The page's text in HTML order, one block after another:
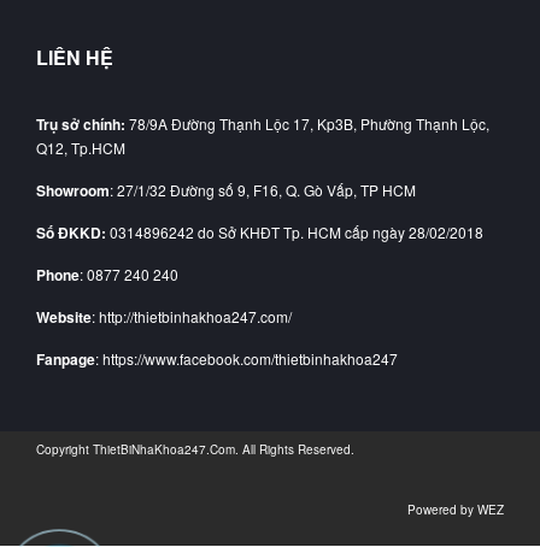
LIÊN HỆ
Trụ sở chính: 78/9A Đường Thạnh Lộc 17, Kp3B, Phường Thạnh Lộc,
Q12, Tp.HCM
Showroom: 27/1/32 Đường số 9, F16, Q. Gò Vấp, TP HCM
Số ĐKKD: 0314896242 do Sở KHĐT Tp. HCM cấp ngày 28/02/2018
Phone: 0877 240 240
Website: http://thietbinhakhoa247.com/
Fanpage: https://www.facebook.com/thietbinhakhoa247
Copyright ThietBiNhaKhoa247.Com. All Rights Reserved.
Powered by WEZ